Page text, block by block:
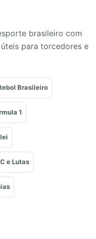
brasileiro com
para torcedores e
Brasileiro
1
e Lutas